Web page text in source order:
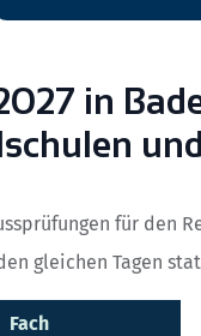
in
für den
gleichen Tagen
Fach